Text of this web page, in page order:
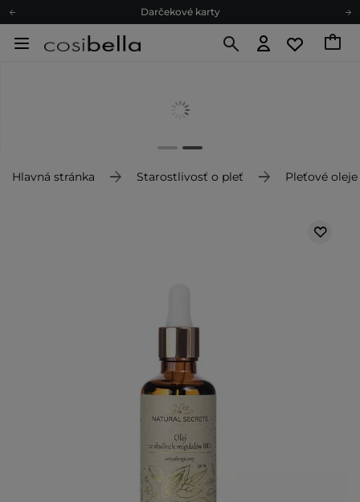
Darčekové karty
Ekologické balenie
Darčekové karty
Hlavná stránka Starostlivosť o pleť Pleťové oleje